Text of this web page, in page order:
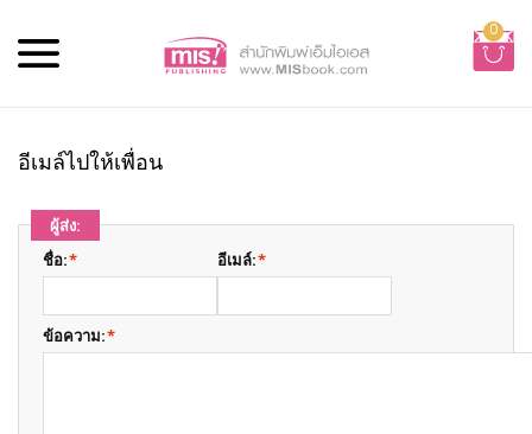
0
อีเมล์ไปให้เพื่อน
ผู้ส่ง:
*
ชื่อ: *
อีเมล์:
*
ข้อความ: